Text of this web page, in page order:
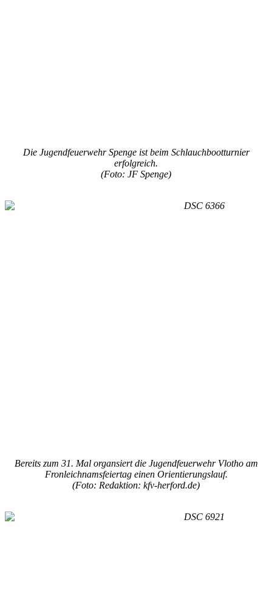
Die Jugendfeuerwehr Spenge ist beim Schlauchbootturnier
erfolgreich.
(Foto: JF Spenge)
Bereits zum 31. Mal organsiert die Jugendfeuerwehr Vlotho am
Fronleichnamsfeiertag einen Orientierungslauf.
(Foto: Redaktion: kfv-herford.de)